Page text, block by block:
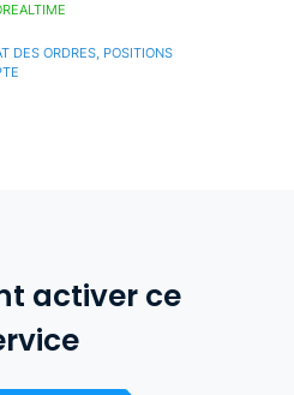
DES ORDRES, POSITIONS
activer ce